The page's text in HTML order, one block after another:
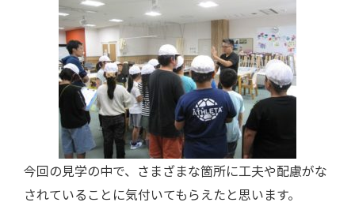
今回の見学の中で、さまざまな箇所に工夫や配慮がな
されていることに気付いてもらえたと思います。